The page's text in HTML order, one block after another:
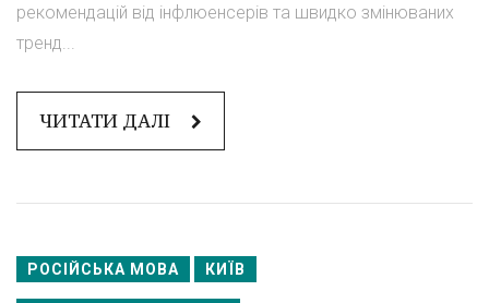
рекомендацій від інфлюенсерів та швидко змінюваних
тренд...
ЧИТАТИ ДАЛІ
РОСІЙСЬКА МОВА КИЇВ